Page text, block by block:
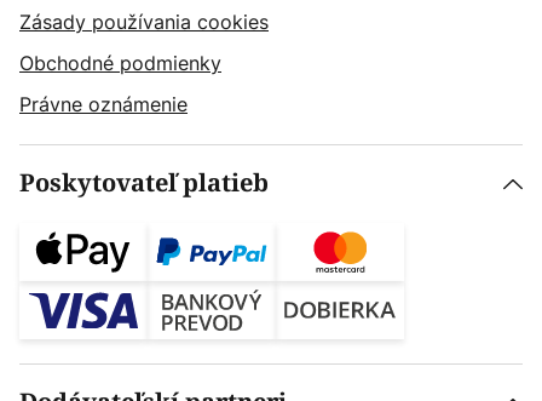
Zásady používania cookies
Obchodné podmienky
Právne oznámenie
Poskytovateľ platieb